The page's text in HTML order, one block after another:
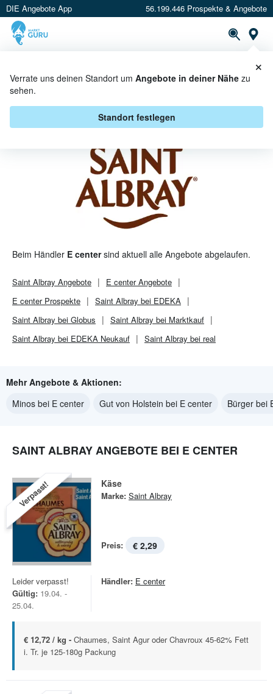
DIE Angebote App 56.199.446 Prospekte & Angebote
Verrate uns deinen Standort um Angebote in deiner Nähe zu
sehen.
Standort festlegen
×
SAINT ALBRAY BEI E CENTER -
ANGEBOTE & AKTIONEN
Beim Händler E centersind aktuell alle Angebote abgelaufen.
Saint Albray Angebote E centerAngebote
E centerProspekte
Saint Albray bei EDEKA
Saint Albray bei Globus
Saint Albray bei Marktkauf
Saint Albray bei EDEKA Neukauf
Saint Albray bei real
Mehr Angebote & Aktionen:
Minos bei E center
Gut von Holstein bei E center Bürger bei
SAINT ALBRAY ANGEBOTE BEI E CENTER
Verpasst! Käse
Marke: Saint Albray
Preis: € 2,29
Leider verpasst!
Gültig: 19.04. -
25.04.
Händler: E center
€ 12,72 / kg - Chaumes, Saint Agur oder Chavroux 45-62% Fett
i. Tr. je 125-180g Packung